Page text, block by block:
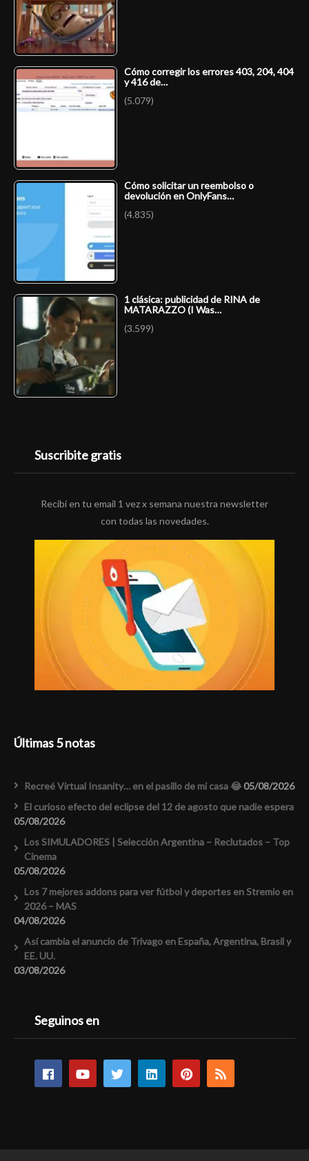
Cómo corregir los errores 403, 204, 404
y 416 de…
(5.079)
Cómo solicitar un reembolso o
devolución en OnlyFans…
(4.835)
1 clásica: publicidad de RINA de
MATARAZZO (I Was…
(3.599)
Suscribite gratis
Recibí en tu email 1 vez x semana nuestra newsletter
con todas las novedades.
Últimas 5 notas
Recreé Virtual Insanity… en el pasillo de mi casa 😂05/08/2026
El curioso efecto del eclipse del 12 de agosto que nadie espera
05/08/2026
Los SIMULADORES | Selección Argentina – Reclutados – Top
Cinema
05/08/2026
Los 7 mejores addons para ver fútbol y deportes en Stremio en
2026 – MAS
04/08/2026
Así cambia el anuncio de Trivago en España, Argentina, Brasil y
EE. UU.
03/08/2026
Seguinos en